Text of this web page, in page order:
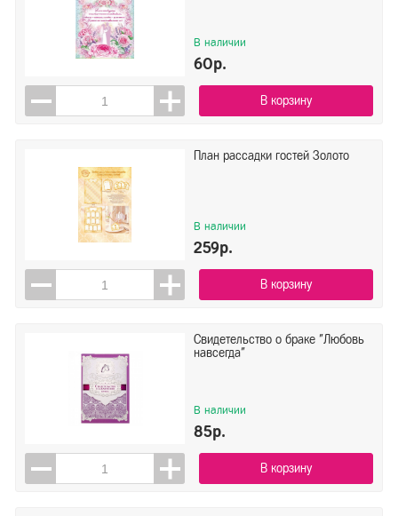
В наличии
60р.
В корзину
План рассадки гостей Золото
В наличии
259р.
В корзину
Свидетельство о браке "Любовь
навсегда"
В наличии
85р.
В корзину